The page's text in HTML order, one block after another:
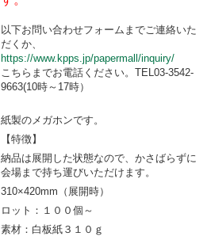
以下お問い合わせフォームまでご連絡いた
だくか、
https://www.kpps.jp/papermall/inquiry/
こちらまでお電話ください。TEL03-3542-
9663(10時～17時）
紙製のメガホンです。
【特徴】
納品は展開した状態なので、かさばらずに
会場まで持ち運びいただけます。
310×420mm（展開時）
ロット：１００個～
素材：白板紙３１０ｇ